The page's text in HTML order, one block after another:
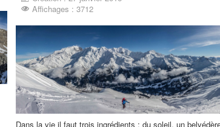
Affichages : 3712
Dans la vie il faut trois ingrédients : du soleil, un